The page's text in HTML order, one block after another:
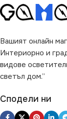
Вашият онлайн
Интериорно и
видове
светъл дом.”
Сподели ни